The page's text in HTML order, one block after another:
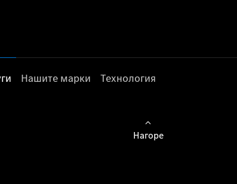
Нашите марки Технология
Нагоре